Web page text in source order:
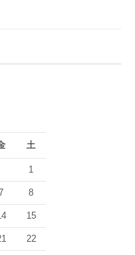
土
1
8
15
22